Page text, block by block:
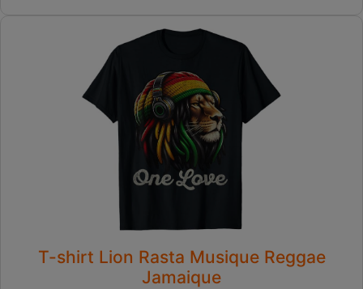
T-shirt Lion Rasta Musique Reggae
Jamaique